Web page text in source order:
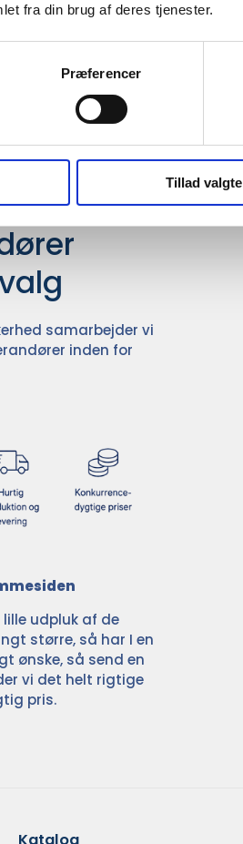
fra din brug af deres tjenester.
Præferencer
Tillad valgte
om
din virksomhed. Vi kan
til en
samarbejder vi
inden for
udpluk af de
større, så har I en
ønske, så send en
vi det helt rigtige
pris.
Katalog